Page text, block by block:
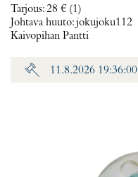
Tarjous:28 € (1)
Johtava huuto:jokujoku112
Kaivopihan Pantti
11.8.2026 19:36:00